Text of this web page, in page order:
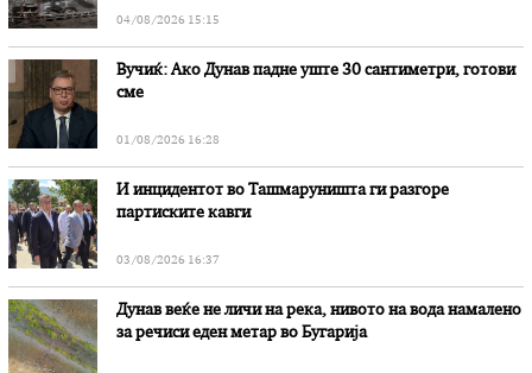
04/08/2026 15:15
Вучиќ: Ако Дунав падне уште 30 сантиметри, готови
сме
01/08/2026 16:28
И инцидентот во Ташмаруништa ги разгоре
партиските кавги
03/08/2026 16:37
Дунав веќе не личи на река, нивото на вода намалено
за речиси еден метар во Бугарија